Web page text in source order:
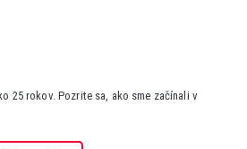
25 rokov. Pozrite sa, ako sme začínali v